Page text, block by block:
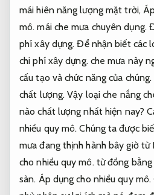
mái hiên năng lượng mặt trời,
mô. mái che mưa chuyên dụng.
phí xây dựng. Để nhận biết các
chi phí xây dựng.che mưa này
cấu tạo và chức năng của chúng.
chất lượng. Vậy loại che nắng
nào chất lượng nhất hiện nay?
nhiều quy mô. Chúng ta được
mưa đang thịnh hành bây giờ từ
cho nhiều quy mô.từ đồng bằng
sàn. Áp dụng cho nhiều quy mô.